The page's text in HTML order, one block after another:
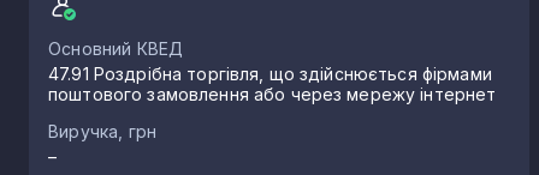
Основний КВЕД
47.91 Роздрібна торгівля, що здійснюється фірмами
поштового замовлення або через мережу інтернет
Виручка, грн
–